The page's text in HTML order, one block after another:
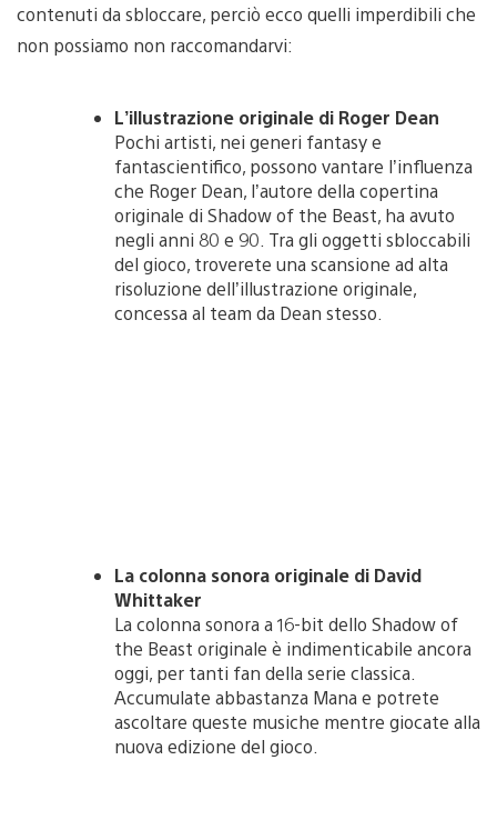
contenuti da sbloccare, perciò ecco quelli imperdibili che
non possiamo non raccomandarvi:
L’illustrazione originale di Roger Dean
Pochi artisti, nei generi fantasy e
fantascientifico, possono vantare l’influenza
che Roger Dean, l’autore della copertina
originale di Shadow of the Beast, ha avuto
negli anni 80 e 90. Tra gli oggetti sbloccabili
del gioco, troverete una scansione ad alta
risoluzione dell’illustrazione originale,
concessa al team da Dean stesso.
La colonna sonora originale di David
Whittaker
La colonna sonora a 16-bit dello Shadow of
the Beast originale è indimenticabile ancora
oggi, per tanti fan della serie classica.
Accumulate abbastanza Mana e potrete
ascoltare queste musiche mentre giocate alla
nuova edizione del gioco.